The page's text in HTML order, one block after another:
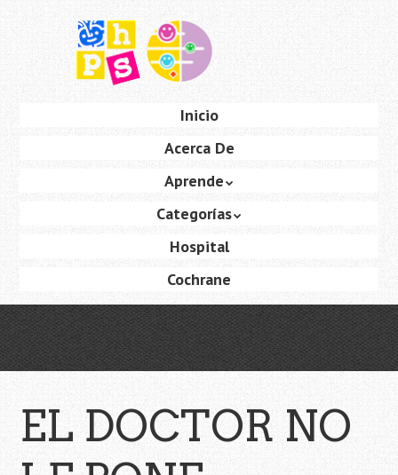
principal
Inicio
Acerca De
Aprende
Categorías
Hospital
Cochrane
EL DOCTOR NO